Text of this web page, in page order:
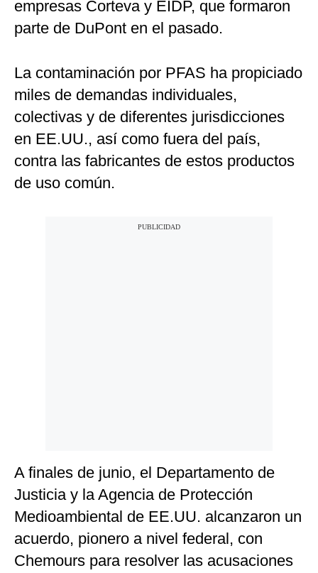
empresas Corteva y EIDP, que formaron
parte de DuPont en el pasado.
La contaminación por PFAS ha propiciado
miles de demandas individuales,
colectivas y de diferentes jurisdicciones
en EE.UU., así como fuera del país,
contra las fabricantes de estos productos
de uso común.
A finales de junio, el Departamento de
Justicia y la Agencia de Protección
Medioambiental de EE.UU. alcanzaron un
acuerdo, pionero a nivel federal, con
Chemours para resolver las acusaciones